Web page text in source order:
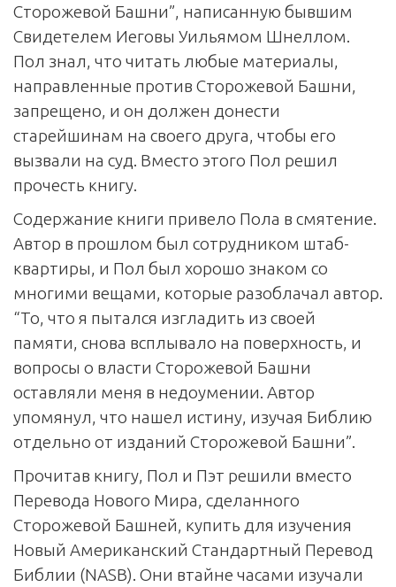
Сторожевой Башни”, написанную бывшим
Свидетелем Иеговы Уильямом Шнеллом.
Пол знал, что читать любые материалы,
направленные против Сторожевой Башни,
запрещено, и он должен донести
старейшинам на своего друга, чтобы его
вызвали на суд. Вместо этого Пол решил
прочесть книгу.
Содержание книги привело Пола в смятение.
Автор в прошлом был сотрудником штаб-
квартиры, и Пол был хорошо знаком со
многими вещами, которые разоблачал автор.
“То, что я пытался изгладить из своей
памяти, снова всплывало на поверхность, и
вопросы о власти Сторожевой Башни
оставляли меня в недоумении. Автор
упомянул, что нашел истину, изучая Библию
отдельно от изданий Сторожевой Башни”.
Прочитав книгу, Пол и Пэт решили вместо
Перевода Нового Мира, сделанного
Сторожевой Башней, купить для изучения
Новый Американский Стандартный Перевод
Библии (NASB). Они втайне часами изучали